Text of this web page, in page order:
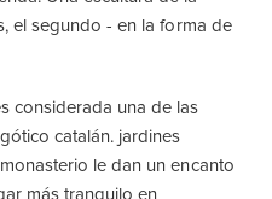
el segundo - en la forma de
considerada una de las
catalán. jardines
le dan un encanto
más tranquilo en